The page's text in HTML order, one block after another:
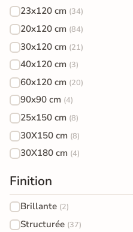
effet
marbre
Carrelage
effet
pierre
naturelle
Carrelage
effet
béton
Carrelage
effet
votre maison
Rendu
en
temps
réel
Testez
plusieurs
références
Aucune inscription requise
Accessoires pour la pose de
23x120 cm (34)
20x120 cm (84)
30x120 cm (21)
40x120 cm (3)
60x120 cm (20)
90x90 cm (4)
25x150 cm (8)
30X150 cm (8)
30X180 cm (4)
Finition
Brillante (2)
Structurée (37)